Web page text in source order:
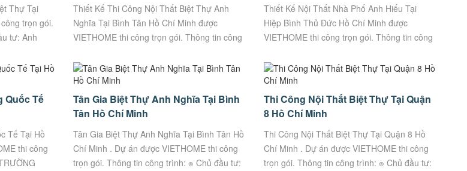
Thự Tại
trọn gói.
tư: Anh
Thiết Kế Thi Công Nội Thất Biệt Thự Anh
Nghĩa Tại Bình Tân Hồ Chí Minh được
VIETHOME thi công trọn gói. Thông tin công
Số...
Thiết Kế Nội Thất Nhà Phố Anh Hiếu Tại
Hiệp Bình Thủ Đức Hồ Chí Minh được
VIETHOME thi công trọn gói. Thông tin công
Đường 34,...
Quốc Tế
Tế Tại Hồ
thi công
Tân Gia Biệt Thự Anh Nghĩa Tại Bình
Tân Hồ Chí Minh
Tân Gia Biệt Thự Anh Nghĩa Tại Bình Tân Hồ
Chí Minh . Dự án được VIETHOME thi công
trọn gói. Thông tin công trình: ๏ Chủ đầu tư:
Thi Công Nội Thất Biệt Thự Tại Quận
8 Hồ Chí Minh
Thi Công Nội Thất Biệt Thự Tại Quận 8 Hồ
Chí Minh . Dự án được VIETHOME thi công
trọn gói. Thông tin công trình: ๏ Chủ đầu tư: